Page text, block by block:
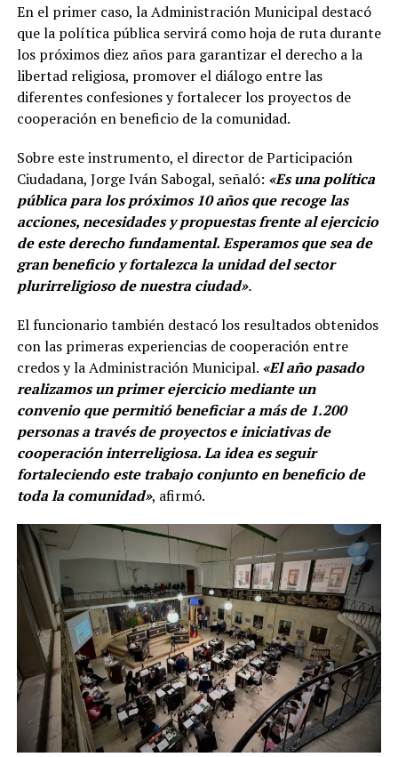
En el primer caso, la Administración Municipal destacó
que la política pública servirá como hoja de ruta durante
los próximos diez años para garantizar el derecho a la
libertad religiosa, promover el diálogo entre las
diferentes confesiones y fortalecer los proyectos de
cooperación en beneficio de la comunidad.
Sobre este instrumento, el director de Participación
Ciudadana, Jorge Iván Sabogal, señaló: «Es una política
pública para los próximos 10 años que recoge las
acciones, necesidades y propuestas frente al ejercicio
de este derecho fundamental. Esperamos que sea de
gran beneficio y fortalezca la unidad del sector
plurirreligioso de nuestra ciudad».
El funcionario también destacó los resultados obtenidos
con las primeras experiencias de cooperación entre
credos y la Administración Municipal. «El año pasado
realizamos un primer ejercicio mediante un
convenio que permitió beneficiar a más de 1.200
personas a través de proyectos e iniciativas de
cooperación interreligiosa. La idea es seguir
fortaleciendo este trabajo conjunto en beneficio de
toda la comunidad», afirmó.